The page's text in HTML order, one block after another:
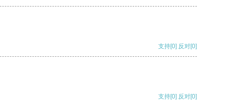
支持[0] 反对[0]
支持[0] 反对[0]